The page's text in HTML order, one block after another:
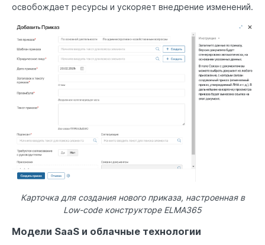
освобождает ресурсы и ускоряет внедрение изменений.
Карточка для создания нового приказа, настроенная в
Low-code конструкторе ELMA365
Модели SaaS и облачные технологии